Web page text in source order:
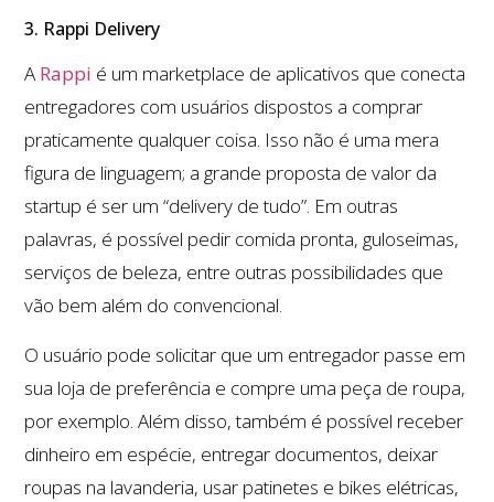
3. Rappi Delivery
A Rappi é um marketplace de aplicativos que conecta
entregadores com usuários dispostos a comprar
praticamente qualquer coisa. Isso não é uma mera
figura de linguagem; a grande proposta de valor da
startup é ser um “delivery de tudo”. Em outras
palavras, é possível pedir comida pronta, guloseimas,
serviços de beleza, entre outras possibilidades que
vão bem além do convencional.
O usuário pode solicitar que um entregador passe em
sua loja de preferência e compre uma peça de roupa,
por exemplo. Além disso, também é possível receber
dinheiro em espécie, entregar documentos, deixar
roupas na lavanderia, usar patinetes e bikes elétricas,